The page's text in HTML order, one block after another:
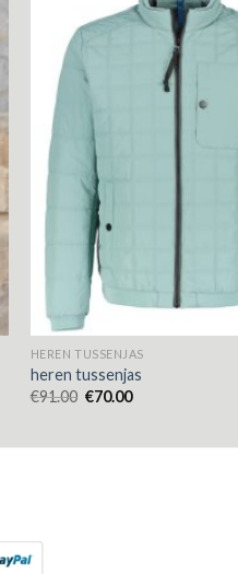
HEREN TUSSENJAS
heren tussenjas
€91.00 €70.00